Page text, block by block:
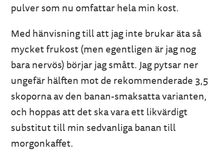
pulver som nu omfattar hela min kost.
Med hänvisning till att jag inte brukar äta så
mycket frukost (men egentligen är jag nog
bara nervös) börjar jag smått. Jag pytsar ner
ungefär hälften mot de rekommenderade 3,5
skoporna av den banan-smaksatta varianten,
och hoppas att det ska vara ett likvärdigt
substitut till min sedvanliga banan till
morgonkaffet.